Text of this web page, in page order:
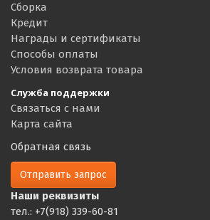
Сборка
Кредит
Награды и сертификаты
Способы оплаты
Условия возврата товара
Служба поддержки
Связаться с нами
Карта сайта
Обратная связь
Отправить запрос
Наши реквизиты
тел.: +7(918) 339-60-81